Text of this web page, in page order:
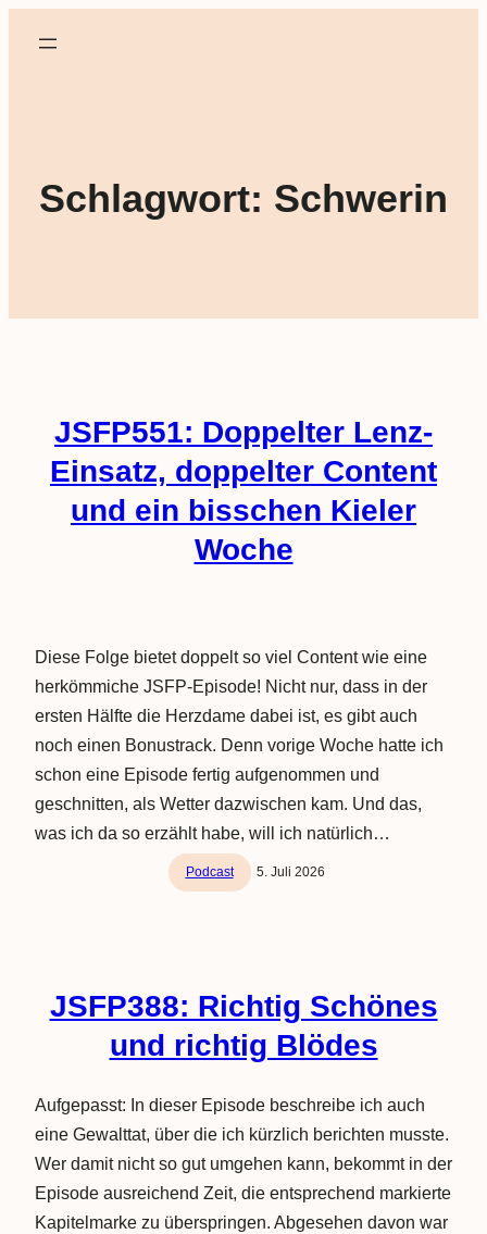
Schlagwort: Schwerin
JSFP551: Doppelter Lenz-
Einsatz, doppelter Content
und ein bisschen Kieler
Woche
Diese Folge bietet doppelt so viel Content wie eine
herkömmiche JSFP-Episode! Nicht nur, dass in der
ersten Hälfte die Herzdame dabei ist, es gibt auch
noch einen Bonustrack. Denn vorige Woche hatte ich
schon eine Episode fertig aufgenommen und
geschnitten, als Wetter dazwischen kam. Und das,
was ich da so erzählt habe, will ich natürlich…
Podcast 5. Juli 2026
JSFP388: Richtig Schönes
und richtig Blödes
Aufgepasst: In dieser Episode beschreibe ich auch
eine Gewalttat, über die ich kürzlich berichten musste.
Wer damit nicht so gut umgehen kann, bekommt in der
Episode ausreichend Zeit, die entsprechend markierte
Kapitelmarke zu überspringen. Abgesehen davon war